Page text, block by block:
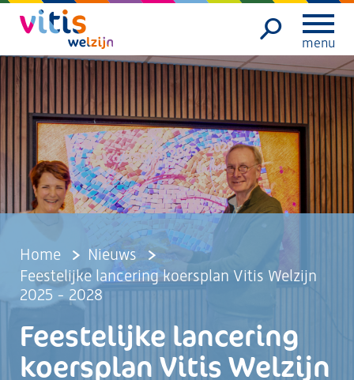
menu
Home
Nieuws
Feestelijke lancering koersplan Vitis Welzijn
2025 - 2028
Feestelijke lancering
koersplan Vitis Welzijn